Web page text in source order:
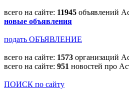
всего на сайте: 11945 объявлений
новые объявления
подать ОБЪЯВЛЕНИЕ
всего на сайте: 1573 организаций
всего на сайте: 951 новостей про
ПОИСК по сайту